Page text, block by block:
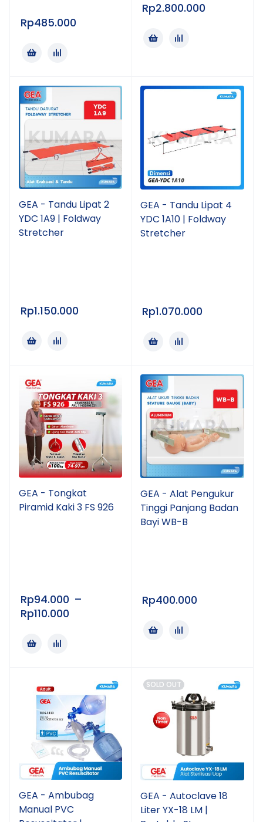
Rp485.000
Rp2.800.000
GEA - Tandu Lipat 2
YDC 1A9 | Foldway
Stretcher
Rp1.150.000
GEA - Tandu Lipat 4
YDC 1A10 | Foldway
Stretcher
Rp1.070.000
GEA - Tongkat
Piramid Kaki 3 FS 926
Rp94.000 –
Rp110.000
GEA - Alat Pengukur
Tinggi Panjang Badan
Bayi WB-B
Rp400.000
GEA - Ambubag
Manual PVC
SOLD OUT
GEA - Autoclave 18
Liter YX-18 LM |